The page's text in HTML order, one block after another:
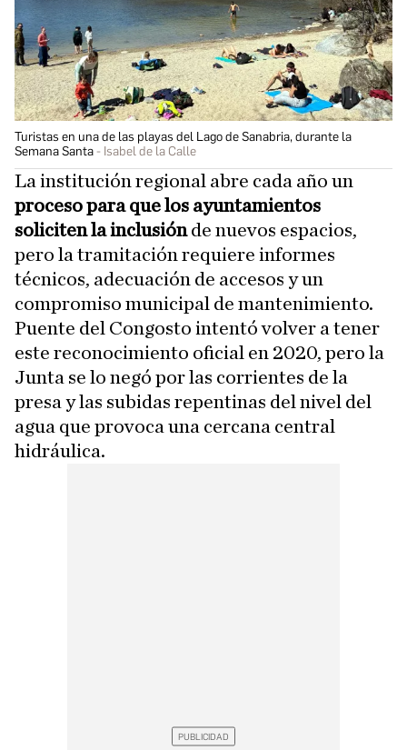
Turistas en una de las playas del Lago de Sanabria, durante la
Semana Santa
Isabel de la Calle
La institución regional abre cada año un
proceso para que los ayuntamientos
soliciten la inclusiónde nuevos espacios,
pero la tramitación requiere informes
técnicos, adecuación de accesos y un
compromiso municipal de mantenimiento.
Puente del Congosto intentó volver a tener
este reconocimiento oficial en 2020, pero la
Junta se lo negó por las corrientes de la
presa y las subidas repentinas del nivel del
agua que provoca una cercana central
hidráulica.